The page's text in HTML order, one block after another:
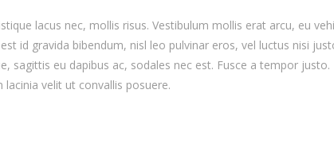
lacus nec, mollis risus. Vestibulum mollis erat arcu, eu
id gravida bibendum, nisl leo pulvinar eros, vel luctus nisi
sagittis eu dapibus ac, sodales nec est. Fusce a tempor
velit ut convallis posuere.